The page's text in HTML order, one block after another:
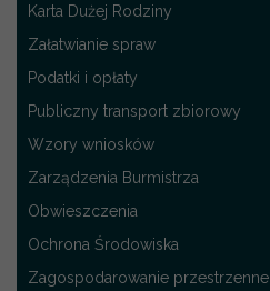
Karta Dużej Rodziny
Załatwianie spraw
Podatki i opłaty
Publiczny transport zbiorowy
Wzory wniosków
Zarządzenia Burmistrza
Obwieszczenia
Ochrona Środowiska
Zagospodarowanie przestrzenne